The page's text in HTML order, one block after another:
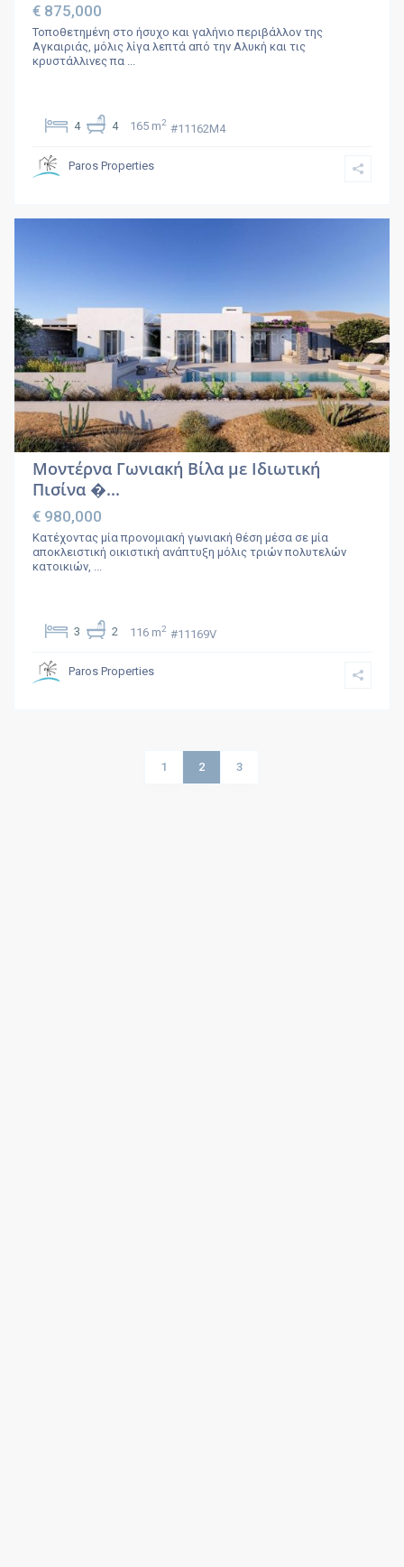
€ 875,000
Τοποθετημένη στο ήσυχο και γαλήνιο περιβάλλον της
Αγκαιριάς, μόλις λίγα λεπτά από την Αλυκή και τις
κρυστάλλινες πα
4 4 165 m2 #11162M4
Paros Properties
Μοντέρνα Γωνιακή Βίλα με Ιδιωτική
Πισίνα �...
€ 980,000
Κατέχοντας μία προνομιακή γωνιακή θέση μέσα σε μία
αποκλειστική οικιστική ανάπτυξη μόλις τριών πολυτελών
κατοικιών, ...
3 2 116 m2 #11169V
Paros Properties
1 2 3